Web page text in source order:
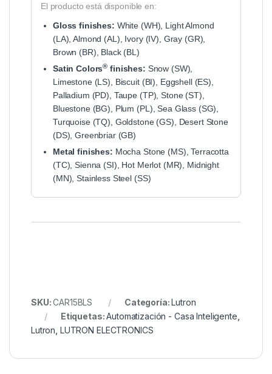
El producto está disponible en:
Gloss finishes: White (WH), Light Almond
(LA), Almond (AL), Ivory (IV), Gray (GR),
Brown (BR), Black (BL)
Satin Colors® finishes: Snow (SW),
Limestone (LS), Biscuit (BI), Eggshell (ES),
Palladium (PD), Taupe (TP), Stone (ST),
Bluestone (BG), Plum (PL), Sea Glass (SG),
Turquoise (TQ), Goldstone (GS), Desert Stone
(DS), Greenbriar (GB)
Metal finishes: Mocha Stone (MS), Terracotta
(TC), Sienna (SI), Hot Merlot (MR), Midnight
(MN), Stainless Steel (SS)
SKU:CAR15BLS Categoría:Lutron
Etiquetas:Automatización - Casa Inteligente
Lutron LUTRON ELECTRONICS